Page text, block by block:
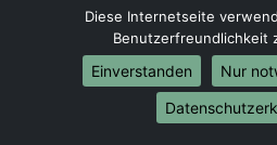
Umzüge-
Umzug von Gelsenkirchen
Umzug von Gelsenkirchen
Umzug von Gelsenkirchen
Umzug von Gelsenkirchen
Diese Internetseite
Benutzerfreundlichkeit
Einverstanden
Nur